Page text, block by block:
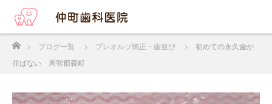
ブログ一覧 プレオルソ矯正・歯並び
初めての永久歯が
並ばない 周智郡森町